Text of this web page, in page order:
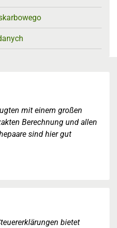
mit einem großen
Berechnung und allen
sind hier gut
bietet